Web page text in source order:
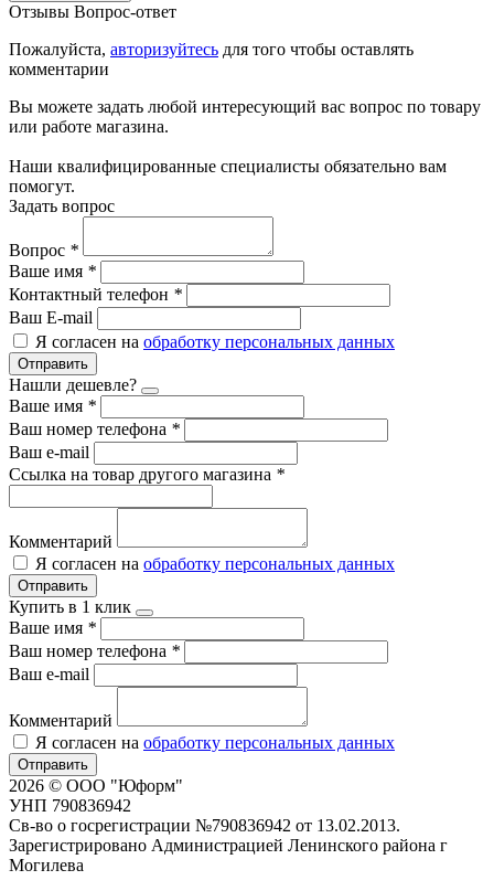
Отзывы Вопрос-ответ
Пожалуйста, авторизуйтесь для того чтобы оставлять
комментарии
Вы можете задать любой интересующий вас вопрос по товару
или работе магазина.
Наши квалифицированные специалисты обязательно вам
помогут.
Задать вопрос
Вопрос *
Ваше имя *
Контактный телефон *
Ваш E-mail
Я согласен на обработку персональных данных
Отправить
Нашли дешевле?
Ваше имя *
Ваш номер телефона *
Ваш e-mail
Ссылка на товар другого магазина *
Комментарий
Я согласен на обработку персональных данных
Отправить
Купить в 1 клик
Ваше имя *
Ваш номер телефона *
Ваш e-mail
Комментарий
Я согласен на обработку персональных данных
Отправить
2026 © ООО "Юформ"
УНП 790836942
Св-во о госрегистрации №790836942 от 13.02.2013.
Зарегистрировано Администрацией Ленинского района г
Могилева